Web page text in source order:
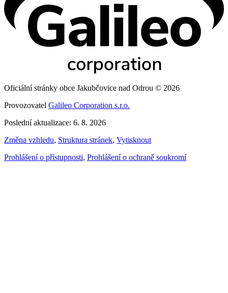
Oficiální stránky obce Jakubčovice nad Odrou © 2026
Provozovatel Galileo Corporation s.r.o.
Poslední aktualizace: 6. 8. 2026
Změna vzhledu, Struktura stránek, Vytisknout
Prohlášení o přístupnosti, Prohlášení o ochraně soukromí